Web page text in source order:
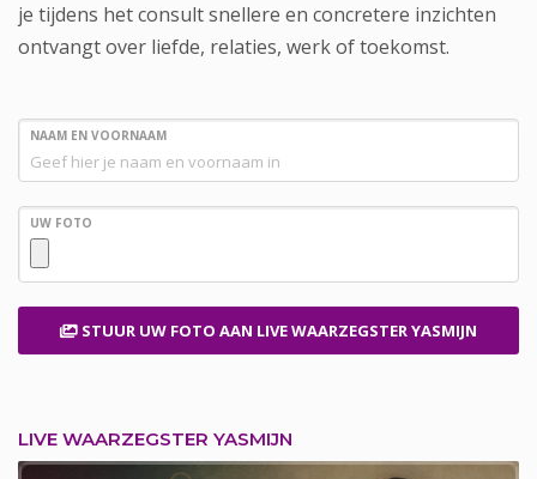
je tijdens het consult snellere en concretere inzichten
ontvangt over liefde, relaties, werk of toekomst.
NAAM EN VOORNAAM
UW FOTO
STUUR UW FOTO AAN LIVE WAARZEGSTER YASMIJN
LIVE WAARZEGSTER YASMIJN